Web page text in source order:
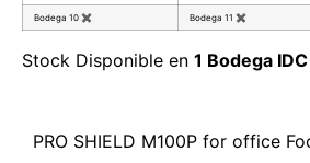
Bodega 10 ✖ Bodega 11 ✖
Stock Disponible en 1 Bodega IDC
PRO SHIELD M100P for office